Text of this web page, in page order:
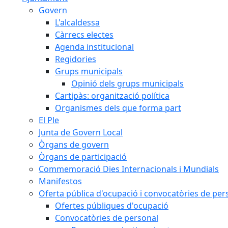
Govern
L'alcaldessa
Càrrecs electes
Agenda institucional
Regidories
Grups municipals
Opinió dels grups municipals
Cartipàs: organització política
Organismes dels que forma part
El Ple
Junta de Govern Local
Òrgans de govern
Òrgans de participació
Commemoració Dies Internacionals i Mundials
Manifestos
Oferta pública d'ocupació i convocatòries de
Ofertes públiques d'ocupació
Convocatòries de personal